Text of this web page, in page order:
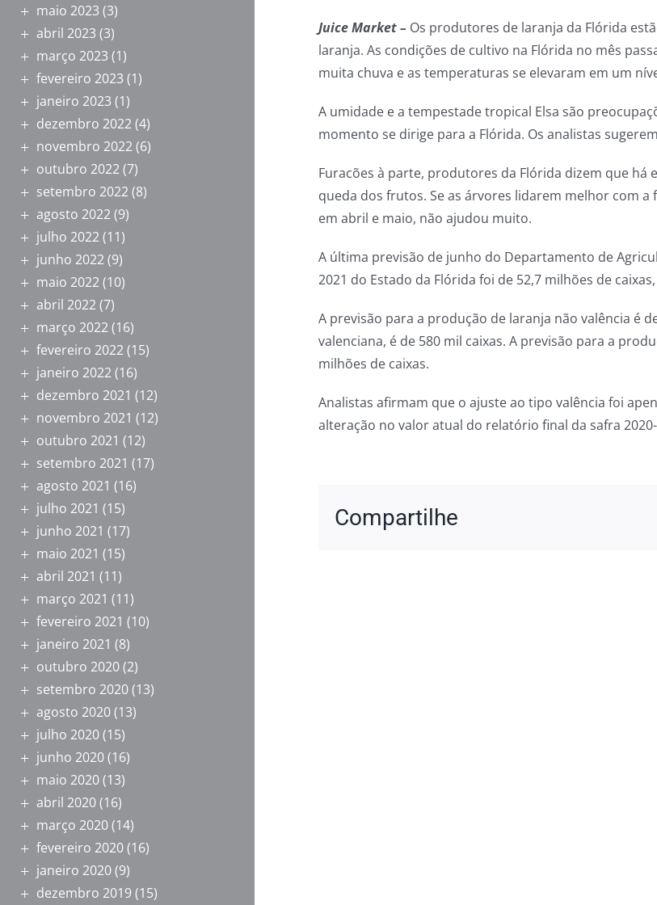
Juice Market – Os produtores de laranja da Flórida
laranja. As condições de cultivo na Flórida no mês
muita chuva e as temperaturas se elevaram em um
A umidade e a tempestade tropical Elsa são
momento se dirige para a Flórida. Os analistas
Furacões à parte, produtores da Flórida dizem que
queda dos frutos. Se as árvores lidarem melhor com
em abril e maio, não ajudou muito.
A última previsão de junho do Departamento de
2021 do Estado da Flórida foi de 52,7 milhões de
A previsão para a produção de laranja não valência é
valenciana, é de 580 mil caixas. A previsão para a
milhões de caixas.
Analistas afirmam que o ajuste ao tipo valência foi
alteração no valor atual do relatório final da safra
Compartilhe
maio 2023 (3)
abril 2023 (3)
março 2023 (1)
fevereiro 2023 (1)
janeiro 2023 (1)
dezembro 2022(4)
novembro 2022(6)
outubro 2022(7)
setembro 2022(8)
agosto 2022(9)
julho 2022(11)
junho 2022(9)
maio 2022(10)
abril 2022(7)
março 2022(16)
fevereiro 2022(15)
janeiro 2022(16)
dezembro 2021 (12)
novembro 2021 (12)
outubro 2021 (12)
setembro 2021 (17)
agosto 2021 (16)
julho 2021 (15)
junho 2021 (17)
maio 2021 (15)
abril 2021 (11)
março 2021 (11)
fevereiro 2021 (10)
janeiro 2021 (8)
outubro 2020(2)
setembro 2020(13)
agosto 2020(13)
julho 2020(15)
junho 2020(16)
maio 2020(13)
abril 2020(16)
março 2020(14)
fevereiro 2020(16)
janeiro 2020(9)
dezembro 2019(15)